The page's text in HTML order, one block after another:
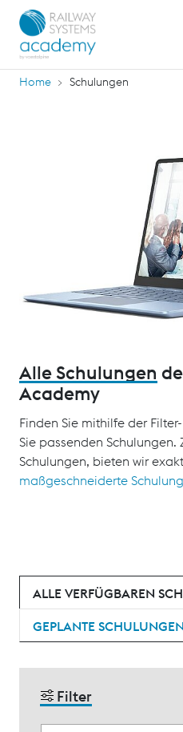
Home Schulungen
Alle Schulungen
Academy
Finden Sie mithilfe der
Sie passenden Schulungen.
Schulungen, bieten wir
maßgeschneiderte
ALLE VERFÜGBAREN
GEPLANTE SCHULUNGEN
Filter